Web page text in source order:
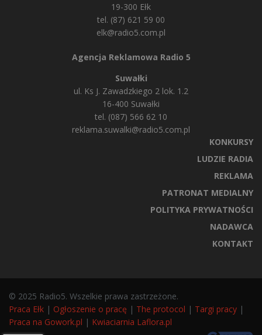
19-300 Ełk
tel. (87) 621 59 00
elk@radio5.com.pl
Agencja Reklamowa Radio 5
Suwałki
ul. Ks J. Zawadzkiego 2 lok. 1.2
16-400 Suwałki
tel. (087) 566 62 10
reklama.suwalki@radio5.com.pl
KONKURSY
LUDZIE RADIA
REKLAMA
PATRONAT MEDIALNY
POLITYKA PRYWATNOŚCI
NADAWCA
KONTAKT
© 2025 Radio5. Wszelkie prawa zastrzeżone.
Praca Ełk | Ogłoszenie o pracę | The protocol | Targi pracy |
Praca na Gowork.pl | Kwiaciarnia Laflora.pl